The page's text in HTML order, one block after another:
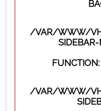
/VAR/WWW/
/VAR/WWW/